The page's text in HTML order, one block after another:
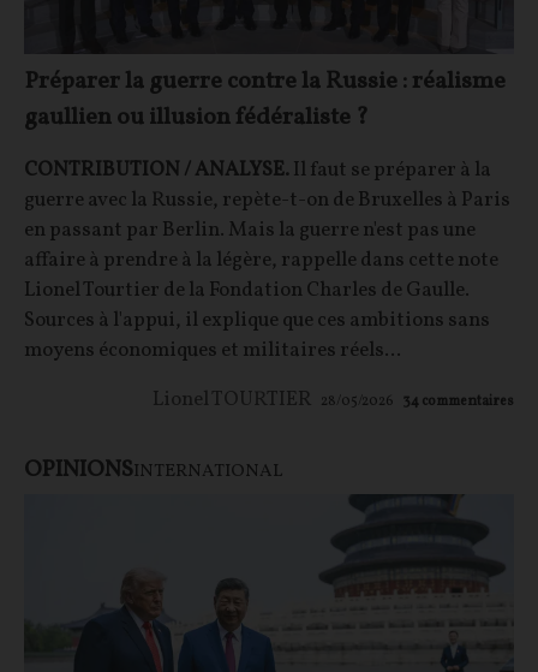
Préparer la guerre contre la Russie : réalisme
gaullien ou illusion fédéraliste ?
CONTRIBUTION / ANALYSE.Il faut se préparer à la
guerre avec la Russie, repète-t-on de Bruxelles à Paris
en passant par Berlin. Mais la guerre n'est pas une
affaire à prendre à la légère, rappelle dans cette note
Lionel Tourtier de la Fondation Charles de Gaulle.
Sources à l'appui, il explique que ces ambitions sans
moyens économiques et militaires réels...
Lionel TOURTIER 28/05/2026 34commentaires
OPINIONSINTERNATIONAL